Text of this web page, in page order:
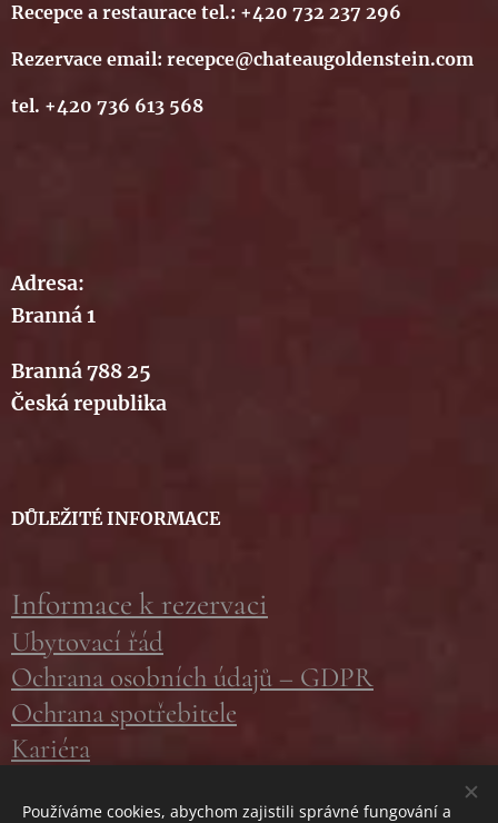
Recepce a restaurace tel.: +420 732 237 296
Rezervace email: recepce@chateaugoldenstein.com
tel. +420 736 613 568
Adresa:
Branná 1
Branná 788 25
Česká republika
DŮLEŽITÉ INFORMACE
Informace k rezervaci
Ubytovací řád
Ochrana osobních údajů – GDPR
Ochrana spotřebitele
Kariéra
Používáme cookies, abychom zajistili správné fungování a